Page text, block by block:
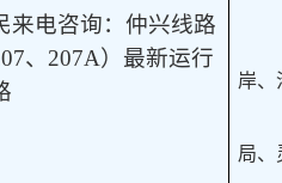
来电咨询：仲兴线路
、207A）最新运行
岸、
局、